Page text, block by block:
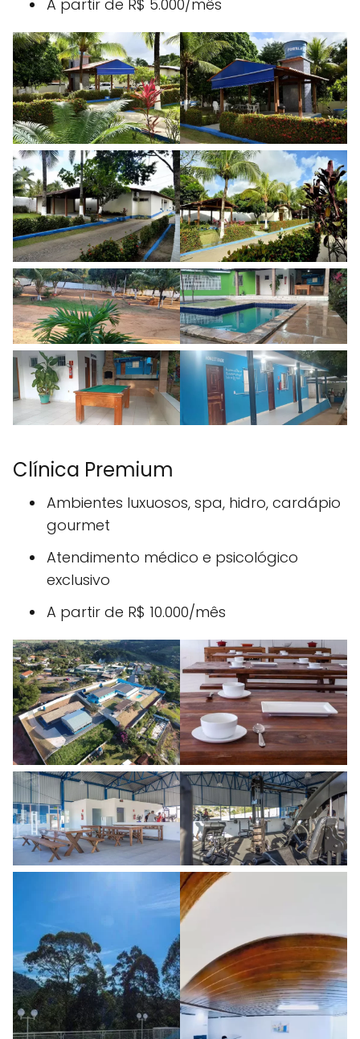
A partir de R$ 5.000/mês
Clínica Premium
Ambientes luxuosos, spa, hidro, cardápio
gourmet
Atendimento médico e psicológico
exclusivo
A partir de R$ 10.000/mês